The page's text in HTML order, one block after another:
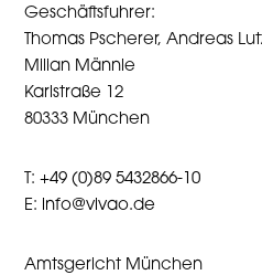
Geschäftsfuhrer:
Thomas Pscherer, Andreas
Milian Männle
Karlstraße 12
80333 München
T:+49 (0)89 5432866-10
E: info@vivao.de
Amtsgericht München